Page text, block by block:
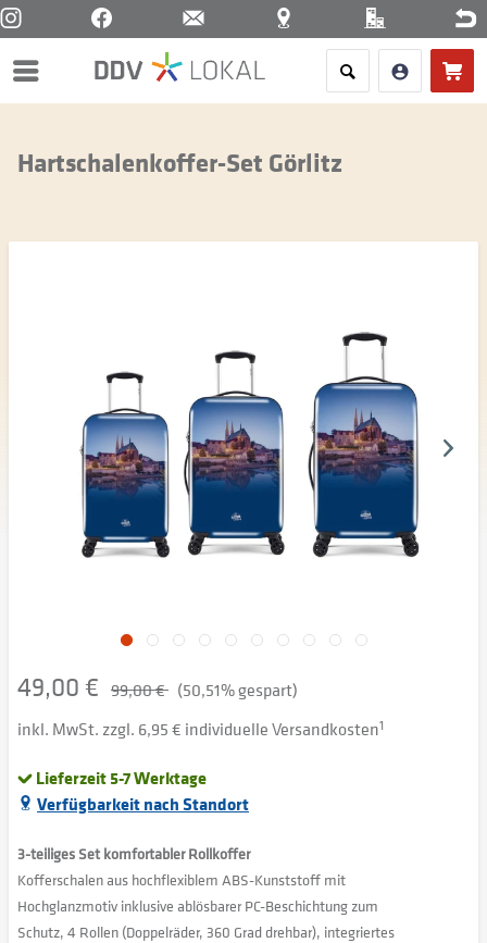
Menü
Hartschalenkoffer-Set Görlitz
49,00 € 99,00 € (50,51% gespart)
inkl. MwSt. zzgl. 6,95 € individuelle Versandkosten1
Lieferzeit 5-7 Werktage
Verfügbarkeit nach Standort
3-teiliges Set komfortabler Rollkoffer
Kofferschalen aus hochflexiblem ABS-Kunststoff mit
Hochglanzmotiv inklusive ablösbarer PC-Beschichtung zum
Schutz, 4 Rollen (Doppelräder, 360 Grad drehbar), integriertes